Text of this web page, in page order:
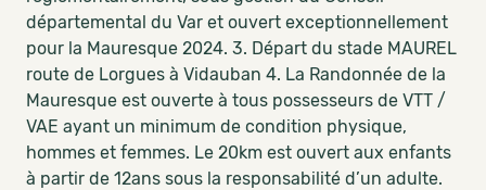
départemental du Var et ouvert exceptionnellement
pour la Mauresque 2024. 3. Départ du stade MAUREL
route de Lorgues à Vidauban 4. La Randonnée de la
Mauresque est ouverte à tous possesseurs de VTT /
VAE ayant un minimum de condition physique,
hommes et femmes. Le 20km est ouvert aux enfants
à partir de 12ans sous la responsabilité d’un adulte.